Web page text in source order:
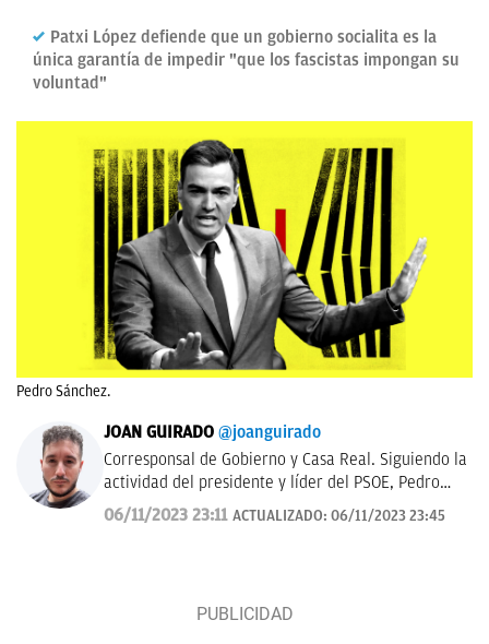
Patxi López defiende que un gobierno socialita es la
única garantía de impedir "que los fascistas impongan su
voluntad"
Pedro Sánchez.
JOAN GUIRADO @joanguirado
Corresponsal de Gobierno y Casa Real. Siguiendo la
actividad del presidente y líder del PSOE, Pedro
Sánchez, y del Rey de España. También política
catalana.
06/11/2023 23:11 ACTUALIZADO: 06/11/2023 23:45